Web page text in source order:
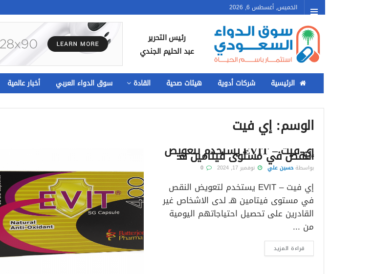
الخميس, أغسطس 6, 2026
رئيس التحرير
عبد الحليم الجندي
الرئيسية شركات أدوية هيئات صحية القادة سوق الدواء العربي أخبار عالمية
الوسم:إي فيت
إي فيت – EVIT يستخدم لتعويض
النقص في مستوى فيتامين هـ
بواسطة حسين علي نوفمبر 17, 2024
إي فيت – EVIT يستخدم لتعويض النقص
في مستوى فيتامين هـ لدى الاشخاص غير
القادرين على تحصيل احتياجاتهم اليومية
من ...
قراءة المزيد